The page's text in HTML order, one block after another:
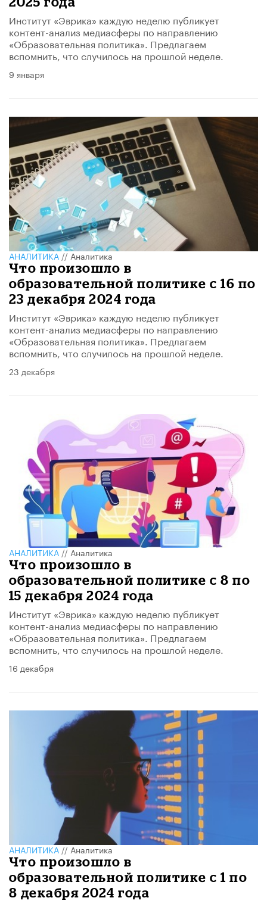
Институт «Эврика» каждую неделю публикует
контент-анализ медиасферы по направлению
«Образовательная политика». Предлагаем
вспомнить, что случилось на прошлой неделе.
9 января
АНАЛИТИКА//Аналитика
Что произошло в
образовательной политике с 16 по
23 декабря 2024 года
Институт «Эврика» каждую неделю публикует
контент-анализ медиасферы по направлению
«Образовательная политика». Предлагаем
вспомнить, что случилось на прошлой неделе.
23 декабря
АНАЛИТИКА//Аналитика
Что произошло в
образовательной политике с 8 по
15 декабря 2024 года
Институт «Эврика» каждую неделю публикует
контент-анализ медиасферы по направлению
«Образовательная политика». Предлагаем
вспомнить, что случилось на прошлой неделе.
16 декабря
АНАЛИТИКА//Аналитика
Что произошло в
образовательной политике с 1 по
8 декабря 2024 года